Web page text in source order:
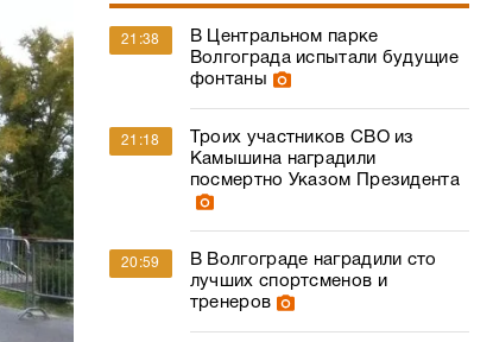
21:38
В Центральном парке
Волгограда испытали будущие
фонтаны
21:18
Троих участников СВО из
Камышина наградили
посмертно Указом Президента
20:59
В Волгограде наградили сто
лучших спортсменов и
тренеров